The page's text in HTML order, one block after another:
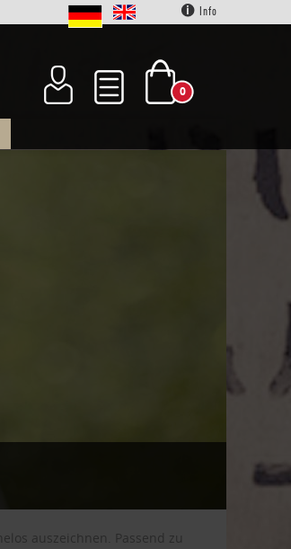
Info
0
auszeichnen. Passend zu